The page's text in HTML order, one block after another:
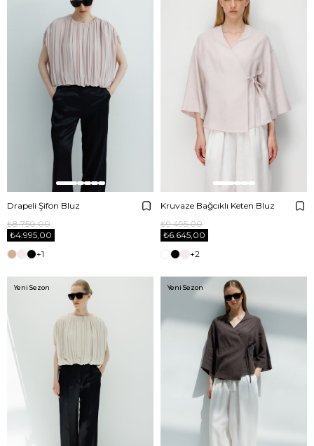
Drapeli Şifon Bluz
₺4.995,00
₺8.750,00
+1
Kruvaze Bağcıklı Keten Bluz
₺6.645,00
₺9.495,00
+2
Yeni Sezon Yeni Sezon